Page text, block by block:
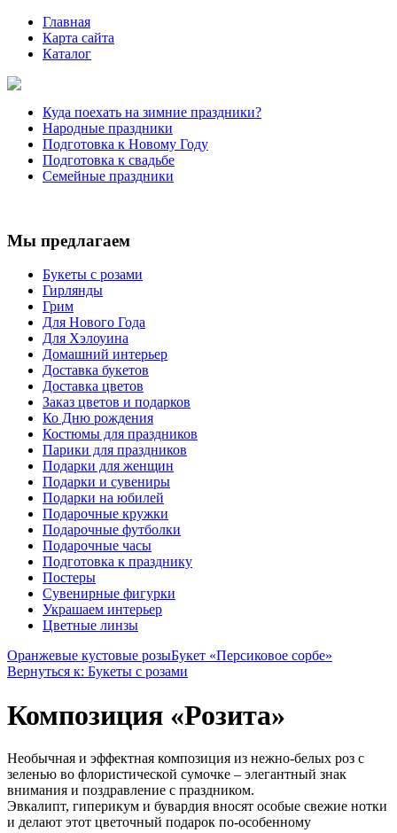
Главная
Карта сайта
Каталог
Куда поехать на зимние праздники?
Народные праздники
Подготовка к Новому Году
Подготовка к свадьбе
Семейные праздники
Мы предлагаем
Букеты с розами
Гирлянды
Грим
Для Нового Года
Для Хэлоуина
Домашний интерьер
Доставка букетов
Доставка цветов
Заказ цветов и подарков
Ко Дню рождения
Костюмы для праздников
Парики для праздников
Подарки для женщин
Подарки и сувениры
Подарки на юбилей
Подарочные кружки
Подарочные футболки
Подарочные часы
Подготовка к празднику
Постеры
Сувенирные фигурки
Украшаем интерьер
Цветные линзы
Оранжевые кустовые розыБукет «Персиковое сорбе»
Вернуться к: Букеты с розами
Композиция «Розита»
Необычная и эффектная композиция из нежно-белых роз с
зеленью во флористической сумочке – элегантный знак
внимания и поздравление с праздником.
Эвкалипт, гиперикум и бувардия вносят особые свежие нотки
и делают этот цветочный подарок по-особенному